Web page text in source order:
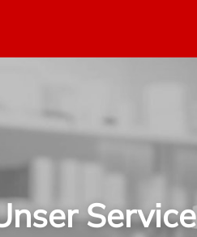
Service